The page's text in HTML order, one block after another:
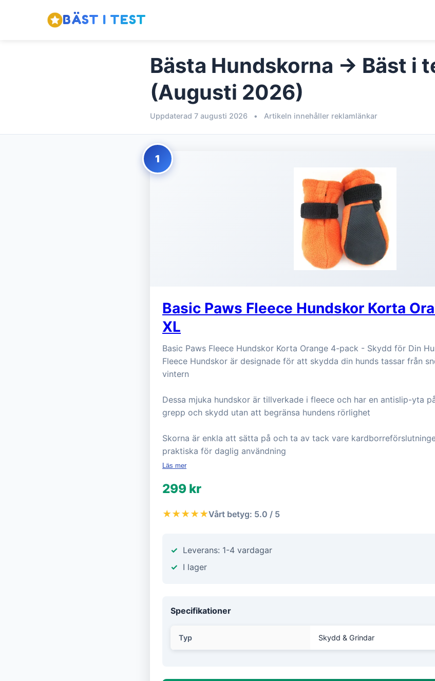
BÄST I TEST
Bästa Hundskorna → Bäst i
(Augusti 2026)
Uppdaterad 7 augusti 2026 • Artikeln innehåller reklamlänkar
1
Basic Paws Fleece Hundskor Korta
XL
Basic Paws Fleece Hundskor Korta Orange 4-pack - Skydd för Din
Fleece Hundskor är designade för att skydda din hunds tassar från
vintern
Dessa mjuka hundskor är tillverkade i fleece och har en antislip-yta
grepp och skydd utan att begränsa hundens rörlighet
Skorna är enkla att sätta på och ta av tack vare
praktiska för daglig användning
Läs mer
299 kr
★★★★★Vårt betyg: 5.0 / 5
Leverans: 1-4 vardagar
I lager
Specifikationer
Typ Skydd & Grindar